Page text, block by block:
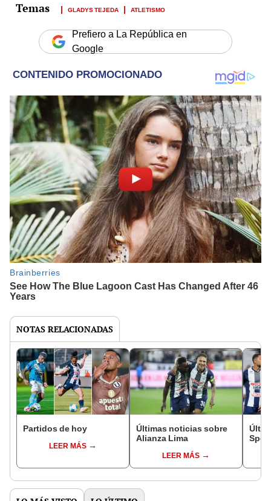
GLADYS TEJEDA ATLETISMO
Prefiero a La República en
Google
NOTAS RELACIONADAS
Partidos de hoy
LEER MÁS
Últimas noticias sobre
Alianza Lima
LEER MÁS